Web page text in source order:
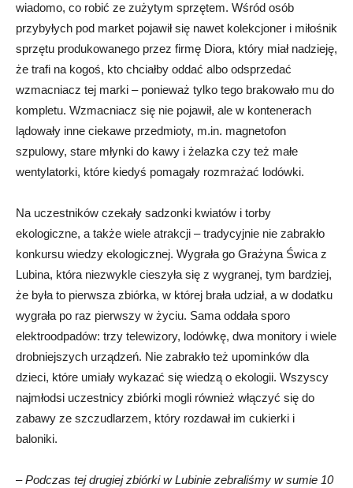
wiadomo, co robić ze zużytym sprzętem. Wśród osób
przybyłych pod market pojawił się nawet kolekcjoner i miłośnik
sprzętu produkowanego przez firmę Diora, który miał nadzieję,
że trafi na kogoś, kto chciałby oddać albo odsprzedać
wzmacniacz tej marki – ponieważ tylko tego brakowało mu do
kompletu. Wzmacniacz się nie pojawił, ale w kontenerach
lądowały inne ciekawe przedmioty, m.in. magnetofon
szpulowy, stare młynki do kawy i żelazka czy też małe
wentylatorki, które kiedyś pomagały rozmrażać lodówki.
Na uczestników czekały sadzonki kwiatów i torby
ekologiczne, a także wiele atrakcji – tradycyjnie nie zabrakło
konkursu wiedzy ekologicznej. Wygrała go Grażyna Świca z
Lubina, która niezwykle cieszyła się z wygranej, tym bardziej,
że była to pierwsza zbiórka, w której brała udział, a w dodatku
wygrała po raz pierwszy w życiu. Sama oddała sporo
elektroodpadów: trzy telewizory, lodówkę, dwa monitory i wiele
drobniejszych urządzeń. Nie zabrakło też upominków dla
dzieci, które umiały wykazać się wiedzą o ekologii. Wszyscy
najmłodsi uczestnicy zbiórki mogli również włączyć się do
zabawy ze szczudlarzem, który rozdawał im cukierki i
baloniki.
–Podczas tej drugiej zbiórki w Lubinie zebraliśmy w sumie 10